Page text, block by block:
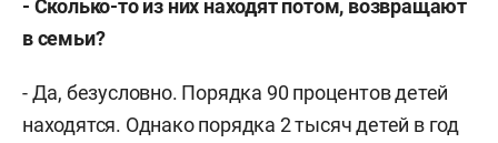
- Сколько-то из них находят потом, возвращают
в семьи?
- Да, безусловно. Порядка 90 процентов детей
находятся. Однако порядка 2 тысяч детей в год